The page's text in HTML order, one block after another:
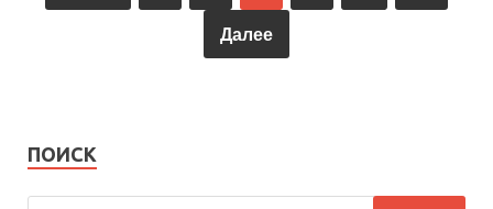
Далее
ПОИСК